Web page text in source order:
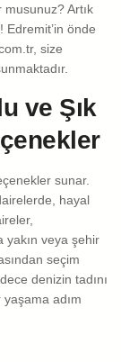
Artık
Edremit’in önde
size
ve Şık
sunar.
hayal
yakın veya şehir
seçim
denizin tadını
adım